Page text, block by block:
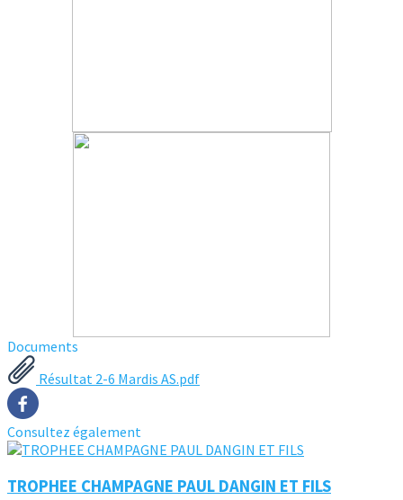
Documents
Résultat 2-6 Mardis AS.pdf
Consultez également
TROPHEE CHAMPAGNE PAUL DANGIN ET FILS